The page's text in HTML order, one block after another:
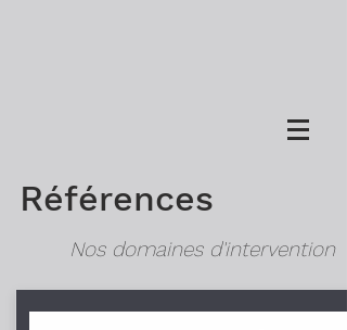
Références
Nos domaines d'intervention